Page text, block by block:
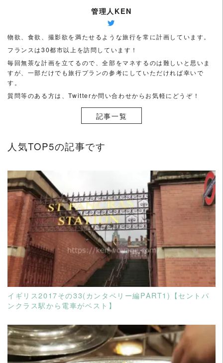
て
さ
い
（フ
は
27
市
訪
問）
管理人KEN
物欲、食欲、撮影欲を満たせるような旅行を常に計画しています。
フランスは30都市以上を訪問しています！
毎回無茶な計画を立てるので、全部をマネするのは難しいと思いま
すが、一部だけでも旅行プランの参考にしていただければ幸いで
す。
質問等のある方は、Twitterか問い合わせからお気軽にどうぞ！
記事一覧
人気TOP5の記事です
READ MORE
イギリス2017その33(カンタベリー編PART1)【セントパ
ンクラス駅から電車がベスト】